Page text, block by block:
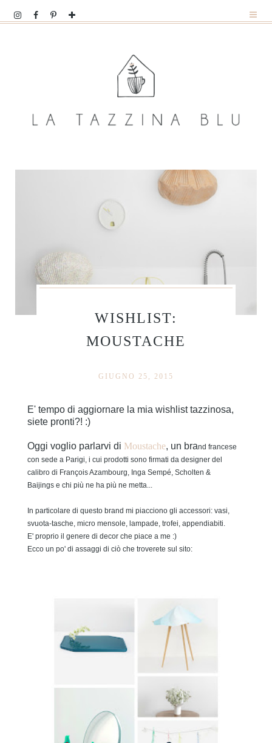
WISHLIST:
MOUSTACHE
GIUGNO 25, 2015
E' tempo di aggiornare la mia wishlist tazzinosa,
siete pronti?! :)
Oggi voglio parlarvi di Moustache, un brand francese
con sede a Parigi, i cui prodotti sono firmati da designer del
calibro di François Azambourg, Inga Sempé, Scholten &
Baijings e chi più ne ha più ne metta...
In particolare di questo brand mi piacciono gli accessori: vasi,
svuota-tasche, micro mensole, lampade, trofei, appendiabiti.
E' proprio il genere di decor che piace a me :)
Ecco un po' di assaggi di ciò che troverete sul sito: